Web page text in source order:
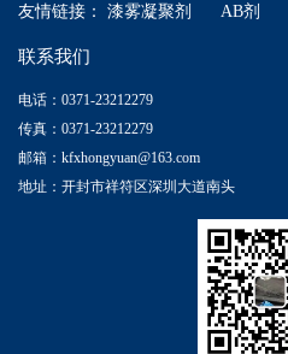
友情链接： 漆雾凝聚剂 AB剂
联系我们
电话：0371-23212279
传真：0371-23212279
邮箱：kfxhongyuan@163.com
地址：开封市祥符区深圳大道南头